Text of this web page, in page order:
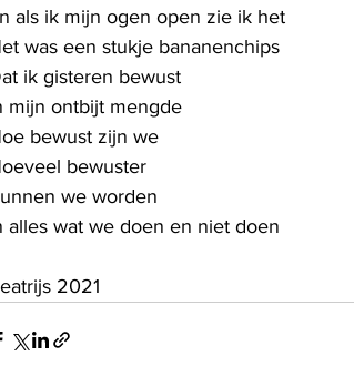
als ik mijn ogen open zie ik het
was een stukje bananenchips
ik gisteren bewust
mijn ontbijt mengde
bewust zijn we
bewuster
we worden
alles wat we doen en niet doen
2021